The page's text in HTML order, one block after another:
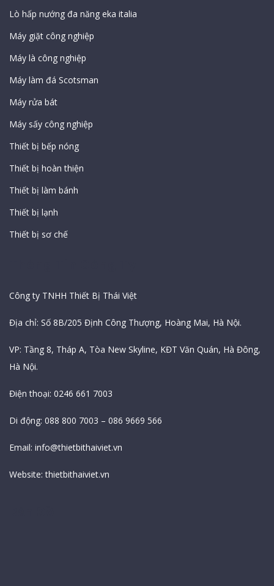
Lò hấp nướng đa năng eka italia
Máy giặt công nghiệp
Máy là công nghiệp
Máy làm đá Scotsman
Máy rửa bát
Máy sấy công nghiệp
Thiết bị bếp nóng
Thiết bị hoàn thiện
Thiết bị làm bánh
Thiết bị lạnh
Thiết bị sơ chế
Công ty TNHH Thiết Bị Thái Việt
Địa chỉ: Số 8B/205 Định Công Thượng, Hoàng Mai, Hà Nội.
VP: Tầng 8, Tháp A, Tòa New Skyline, KĐT Văn Quán, Hà Đông,
Hà Nội.
Điện thoại: 0246 661 7003
Di động: 088 800 7003 – 086 9669 566
Email: info@thietbithaiviet.vn
Website:thietbithaiviet.vn